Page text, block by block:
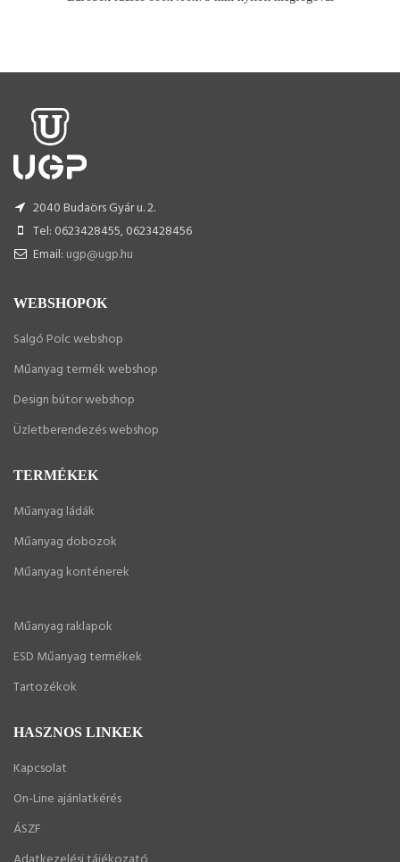
2040 Budaörs Gyár u. 2.
Tel: 0623428455, 0623428456
Email: ugp@ugp.hu
WEBSHOPOK
Salgó Polc webshop
Műanyag termék webshop
Design bútor webshop
Üzletberendezés webshop
TERMÉKEK
Műanyag ládák
Műanyag dobozok
Műanyag konténerek
Műanyag raklapok
ESD Műanyag termékek
Tartozékok
HASZNOS LINKEK
Kapcsolat
On-Line ajánlatkérés
ÁSZF